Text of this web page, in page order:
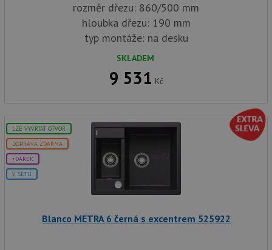
rozměr dřezu: 860/500 mm
hloubka dřezu: 190 mm
typ montáže: na desku
SKLADEM
9 531 Kč
LZE VYVRTAT OTVOR
DOPRAVA ZDARMA
+DÁREK
V SETU
Blanco METRA 6 černá s excentrem 525922